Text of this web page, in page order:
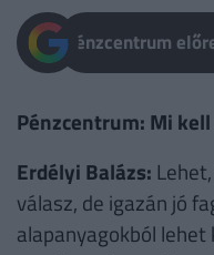
Pénzcentrum
Pénzcentrum: Mi
Erdélyi Balázs:
válasz, de igazán jó
alapanyagokból